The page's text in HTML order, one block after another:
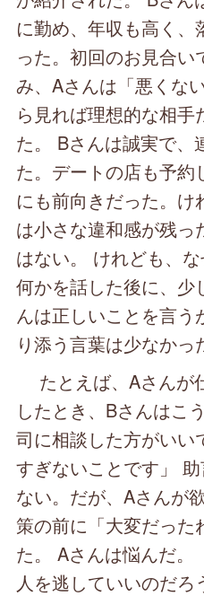
に勤め、年収も高く
った。初回のお見合い
み、Aさんは「悪くな
ら見れば理想的な相手
た。 Bさんは誠実で、
た。デートの店も予
にも前向きだった。け
は小さな違和感が残
はない。 けれども、な
何かを話した後に、少
んは正しいことを言う
り添う言葉は少なかっ
たとえば、Aさんが
したとき、Bさんはこ
司に相談した方がいい
すぎないことです」
ない。だが、Aさんが
策の前に「大変だった
た。 Aさんは悩んだ。
人を逃していいのだ